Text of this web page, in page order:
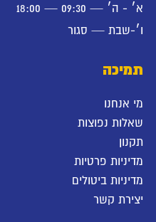
א׳ - ה׳ — 09:30 — 18:00
ו׳-שבת — סגור
תמיכה
מי אנחנו
שאלות נפוצות
תקנון
מדיניות פרטיות
מדיניות ביטולים
יצירת קשר